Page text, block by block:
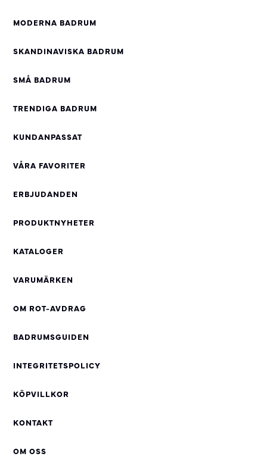
MODERNA BADRUM
SKANDINAVISKA BADRUM
SMÅ BADRUM
TRENDIGA BADRUM
KUNDANPASSAT
VÅRA FAVORITER
ERBJUDANDEN
PRODUKTNYHETER
KATALOGER
VARUMÄRKEN
OM ROT-AVDRAG
BADRUMSGUIDEN
INTEGRITETSPOLICY
KÖPVILLKOR
KONTAKT
OM OSS